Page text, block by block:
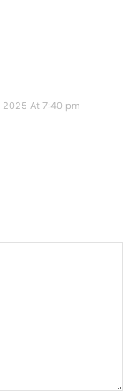
2025 At 7:40 pm